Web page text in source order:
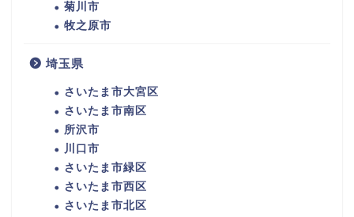
菊川市
牧之原市
埼玉県
さいたま市大宮区
さいたま市南区
所沢市
川口市
さいたま市緑区
さいたま市西区
さいたま市北区